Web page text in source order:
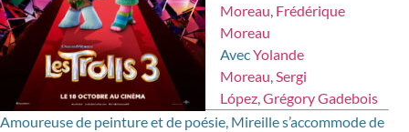
Moreau, Frédérique
Moreau
AvecYolande
Moreau,Sergi
López,Grégory Gadebois
Amoureuse de peinture et de poésie, Mireille s’accommode de